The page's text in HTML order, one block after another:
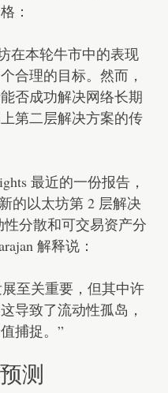
：
在本轮牛市中的表现
合理的目标。然而，
否成功解决网络长期
第二层解决方案的传
最近的一份报告，
的以太坊第 2 层解决
分散和可交易资产分
解释说：
至关重要，但其中许
导致了流动性孤岛，
捕捉。”
测